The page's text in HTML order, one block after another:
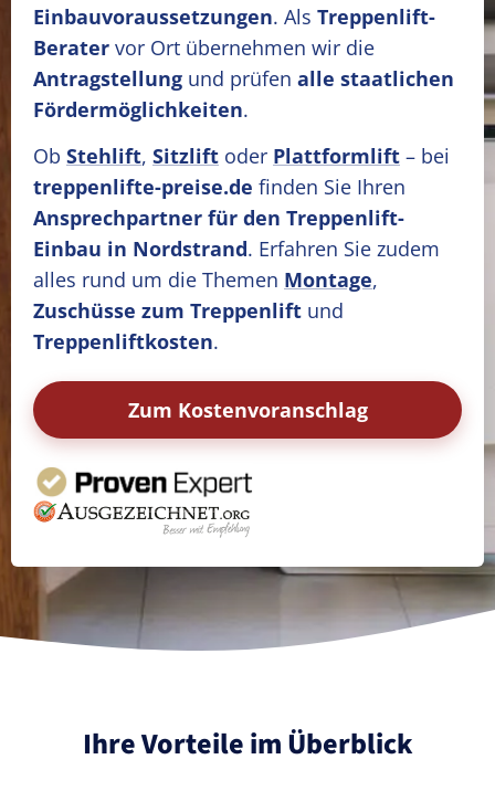
Einbauvoraussetzungen. Als Treppenlift-
Berater vor Ort übernehmen wir die
Antragstellung und prüfen alle staatlichen
Fördermöglichkeiten.
Ob Stehlift, Sitzlift oder Plattformlift – bei
treppenlifte-preise.de finden Sie Ihren
Ansprechpartner für den Treppenlift-
Einbau in Nordstrand. Erfahren Sie zudem
alles rund um die Themen Montage,
Zuschüsse zum Treppenlift und
Treppenliftkosten.
Zum Kostenvoranschlag
Ihre Vorteile im Überblick